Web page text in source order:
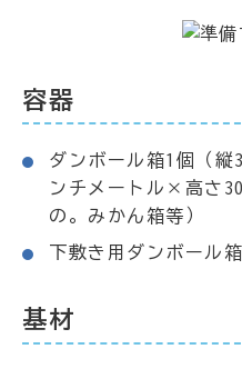
容器
ダンボール箱1個（
ンチメートル×高さ
の。みかん箱等）
下敷き用ダンボール
基材